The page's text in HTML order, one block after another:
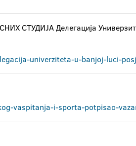
СТУДИЈА Делегација
univerziteta-u-banjoj-luci-
vaspitanja-i-sporta-potpisao-